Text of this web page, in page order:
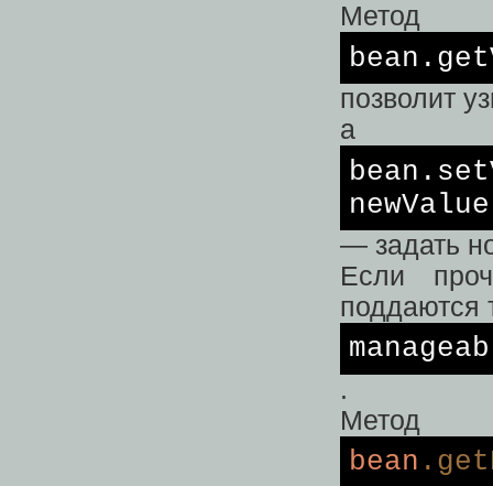
Метод
позволит
а
— задать
Если
поддаются
.
Метод
bean